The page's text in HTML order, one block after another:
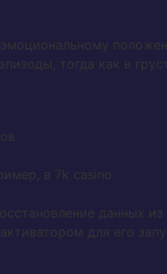
тогда как в
в 7k casino
данных
для его